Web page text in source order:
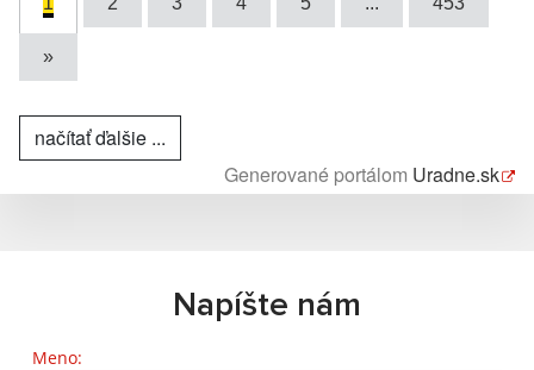
»
načítať ďalšie ...
Generované portálom Uradne.sk
Napíšte nám
Meno: